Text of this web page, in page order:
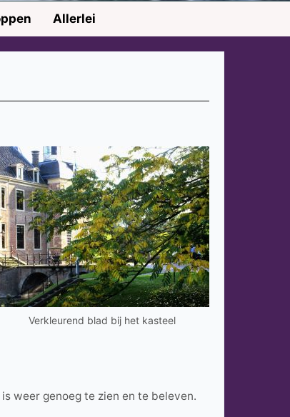
Allerlei
Verkleurend blad bij het kasteel
weer genoeg te zien en te beleven.